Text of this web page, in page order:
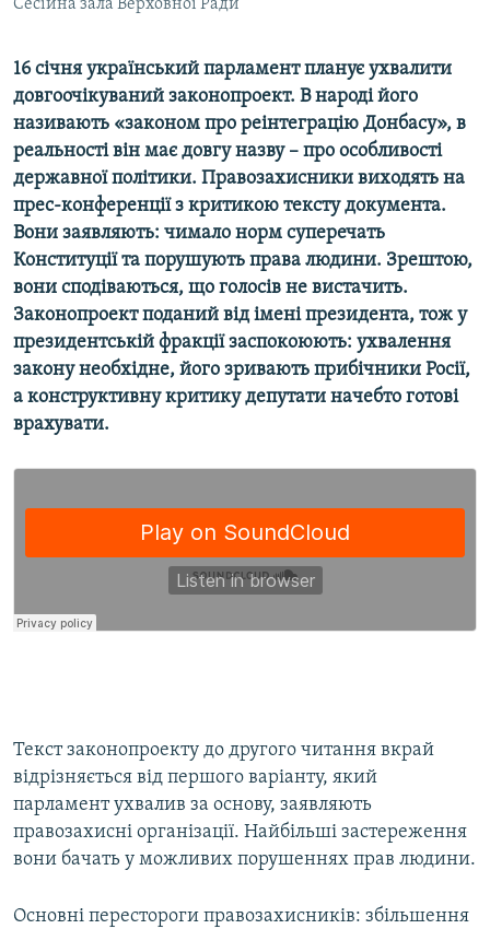
КТАТ
ДОЛУЧАЙСЯ!
Усі сайти RFE/RL
Сесійна зала Верховної Ради
16 січня український парламент планує ухвалити
довгоочікуваний законопроект. В народі його
називають «законом про реінтеграцію Донбасу», в
реальності він має довгу назву – про особливості
державної політики. Правозахисники виходять на
прес-конференції з критикою тексту документа.
Вони заявляють: чимало норм суперечать
Конституції та порушують права людини. Зрештою,
вони сподіваються, що голосів не вистачить.
Законопроект поданий від імені президента, тож у
президентській фракції заспокоюють: ухвалення
закону необхідне, його зривають прибічники Росії,
а конструктивну критику депутати начебто готові
врахувати.
Текст законопроекту до другого читання вкрай
відрізняється від першого варіанту, який
парламент ухвалив за основу, заявляють
правозахисні організації. Найбільші застереження
вони бачать у можливих порушеннях прав людини.
Основні перестороги правозахисників: збільшення